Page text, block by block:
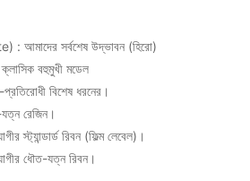
: আমাদের সর্বশেষ উদ্ভাবন (হিরো)
বহুমুখী মডেল
বিশেষ ধরনের।
রেজিন।
স্ট্যান্ডার্ড রিবন (ফিল্ম লেবেল)।
ধৌত-যত্ন রিবন।